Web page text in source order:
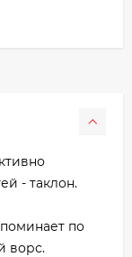
- таклон.
по
ворс.